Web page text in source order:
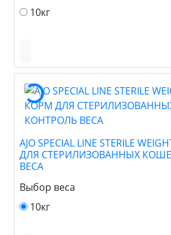
10кг
AJO SPECIAL LINE STERILE
ДЛЯ СТЕРИЛИЗОВАННЫХ
ВЕСА
Выбор веса
10кг